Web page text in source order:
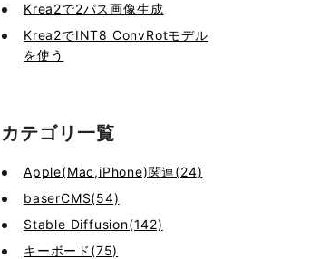
Krea2で2パス画像生成
Krea2でINT8 ConvRotモデル
を使う
カテゴリ一覧
Apple(Mac,iPhone)関連(24)
baserCMS(54)
Stable Diffusion(142)
キーボード(75)